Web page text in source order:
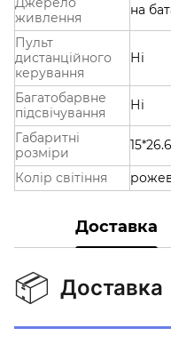
живлення
на
Пульт
дистанційного
керування
Ні
Багатобарвне
підсвічування
Ні
Габаритні
розміри
Колір світіння
Доставка
📦 Доставка